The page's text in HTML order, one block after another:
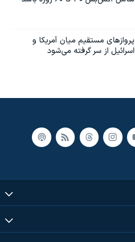
پروازهای مستقیم میان آمریکا و
اسرائیل از سر گرفته می‌شود